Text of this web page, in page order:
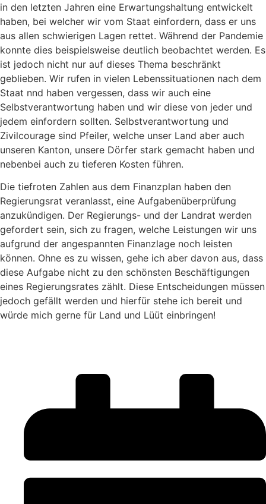
in den letzten Jahren eine Erwartungshal­tung entwickelt
haben, bei welcher wir vom Staat einfordern, dass er uns
aus allen schwierigen Lagen rettet. Während der Pandemie
konnte dies beispiels­weise deutlich beobachtet werden. Es
ist jedoch nicht nur auf dieses Thema beschränkt
geblieben. Wir rufen in vielen Lebenssituationen nach dem
Staat nnd haben vergessen, dass wir auch eine
Selbstverantwortung haben und wir diese von jeder und
jedem einfordern sollten. Selbstverantwortung und
Zivilcourage sind Pfeiler, welche unser Land aber auch
unseren Kanton, unsere Dörfer stark ge­macht haben und
nebenbei auch zu tieferen Kosten führen.
Die tiefroten Zahlen aus dem Finanzplan haben den
Regierungsrat veranlasst, eine Aufgabenüber­prüfung
anzukündigen. Der Regierungs- und der Landrat werden
gefordert sein, sich zu fragen, wel­che Leistungen wir uns
aufgrund der angespann­ten Finanzlage noch leisten
können. Ohne es zu wissen, gehe ich aber davon aus, dass
diese Aufga­be nicht zu den schönsten Beschäftigungen
eines Regierungsrates zählt. Diese Entscheidungen müs­sen
jedoch gefällt werden und hierfür stehe ich be­reit und
würde mich gerne für Land und Lüüt ein­bringen!